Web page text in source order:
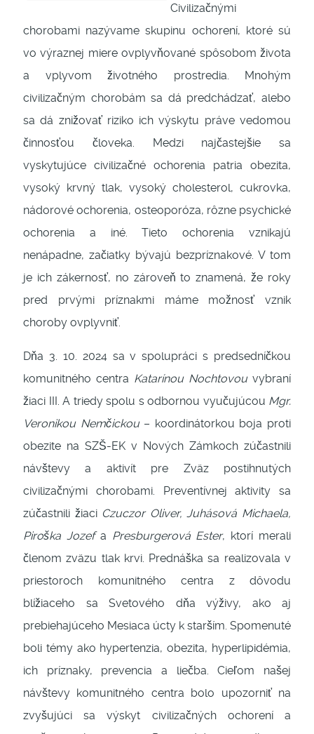
Civilizačnými
chorobami nazývame skupinu ochorení, ktoré sú
vo výraznej miere ovplyvňované spôsobom života
a vplyvom životného prostredia. Mnohým
civilizačným chorobám sa dá predchádzať, alebo
sa dá znižovať riziko ich výskytu práve vedomou
činnosťou človeka. Medzi najčastejšie sa
vyskytujúce civilizačné ochorenia patria obezita,
vysoký krvný tlak, vysoký cholesterol, cukrovka,
nádorové ochorenia, osteoporóza, rôzne psychické
ochorenia a iné. Tieto ochorenia vznikajú
nenápadne, začiatky bývajú bezpríznakové. V tom
je ich zákernosť, no zároveň to znamená, že roky
pred prvými príznakmi máme možnosť vznik
choroby ovplyvniť.
Dňa 3. 10. 2024 sa v spolupráci s predsedníčkou
komunitného centra Katarínou Nochtovouvybraní
žiaci III. A triedy spolu s odbornou vyučujúcou Mgr.
Veronikou Nemčickou– koordinátorkou boja proti
obezite na SZŠ-EK v Nových Zámkoch zúčastnili
návštevy a aktivít pre Zväz postihnutých
civilizačnými chorobami. Preventívnej aktivity sa
zúčastnili žiaci Czuczor Oliver, Juhásová Michaela,
Piroška Jozefa Presburgerová Ester, ktorí merali
členom zväzu tlak krvi. Prednáška sa realizovala v
priestoroch komunitného centra z dôvodu
blížiaceho sa Svetového dňa výživy, ako aj
prebiehajúceho Mesiaca úcty k starším. Spomenuté
boli témy ako hypertenzia, obezita, hyperlipidémia,
ich príznaky, prevencia a liečba. Cieľom našej
návštevy komunitného centra bolo upozorniť na
zvyšujúci sa výskyt civilizačných ochorení a